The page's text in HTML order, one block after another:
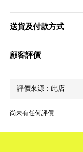
送貨及付款方式
顧客評價
尚未有任何評價